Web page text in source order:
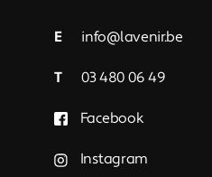
E info@lavenir.be
T 03 480 06 49
Facebook
Instagram